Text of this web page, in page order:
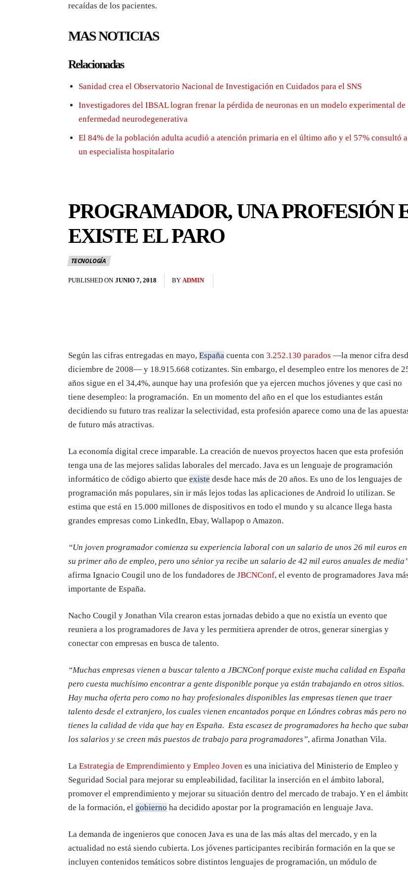
recaídas de los pacientes.
MAS NOTICIAS
Relacionadas
Sanidad crea el Observatorio Nacional de Investigación en Cuidados para el SNS
Investigadores del IBSAL logran frenar la pérdida de neuronas en un modelo experimental de
enfermedad neurodegenerativa
El 84% de la población adulta acudió a atención primaria en el último año y el 57% consultó a
un especialista hospitalario